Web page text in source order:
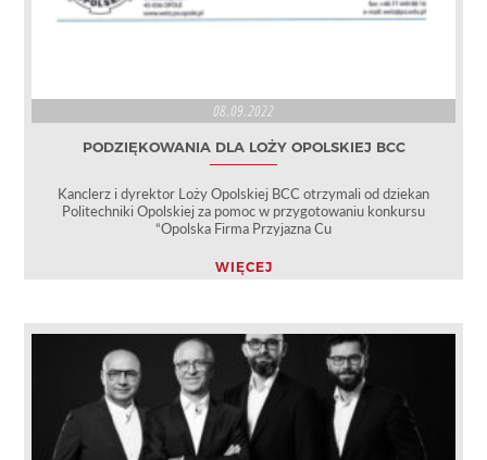
08.09.2022
PODZIĘKOWANIA DLA LOŻY OPOLSKIEJ BCC
Kanclerz i dyrektor Loży Opolskiej BCC otrzymali od dziekan
Politechniki Opolskiej za pomoc w przygotowaniu konkursu
“Opolska Firma Przyjazna Cu
WIĘCEJ